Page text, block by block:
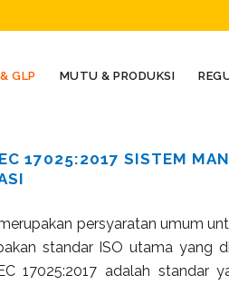
GLP MUTU & PRODUKSI
17025:2017 SISTEM
persyaratan umum
standar ISO utama yang
17025:2017 adalah standar